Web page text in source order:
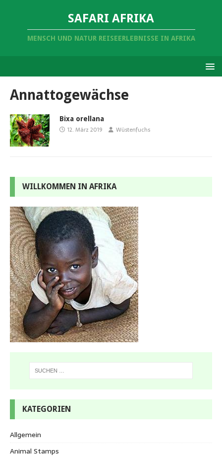
SAFARI AFRIKA
MENSCH UND NATUR REISEERLEBNISSE IN AFRIKA
Annattogewächse
Bixa orellana
12. März 2019 Wüstenfuchs
WILLKOMMEN IN AFRIKA
KATEGORIEN
Allgemein
Animal Stamps